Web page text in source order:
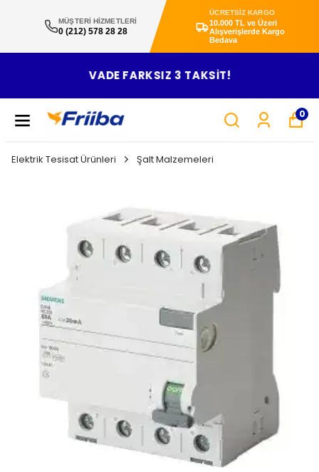
MÜŞTERİ HİZMETLERİ
0 (212) 578 28 28
ÜCRETSİZ KARGO
10.000 TL ve Üzeri
Alışverişlerde Kargo
Bedava
VADE FARKSIZ 3 TAKSİT!
0
Elektrik Tesisat Ürünleri Şalt Malzemeleri